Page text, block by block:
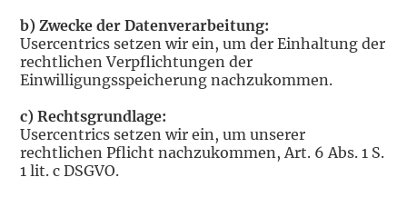
b) Zwecke der Datenverarbeitung:
Usercentrics setzen wir ein, um der Einhaltung der
rechtlichen Verpflichtungen der
Einwilligungsspeicherung nachzukommen.
c) Rechtsgrundlage:
Usercentrics setzen wir ein, um unserer
rechtlichen Pflicht nachzukommen, Art. 6 Abs. 1 S.
1 lit. c DSGVO.